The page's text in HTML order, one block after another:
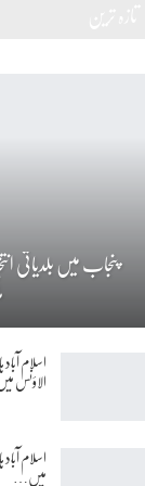
الاؤنس
اسلام
میں…